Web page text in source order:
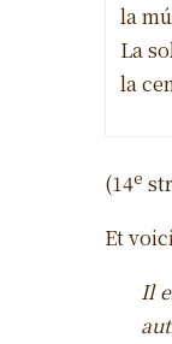
la
La
la
(14e
Et
Il